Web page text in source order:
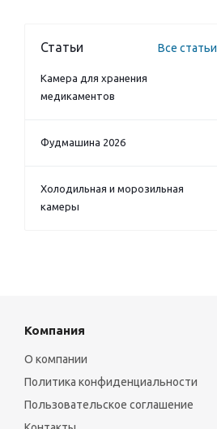
Статьи Все статьи
Камера для хранения
медикаментов
Фудмашина 2026
Холодильная и морозильная
камеры
Компания
О компании
Политика конфиденциальности
Пользовательское соглашение